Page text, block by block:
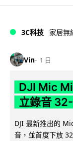
3C科技 家居無
Vin 1 日
DJI Mic
立錄音
DJI 最新推出的
音，並首度下放